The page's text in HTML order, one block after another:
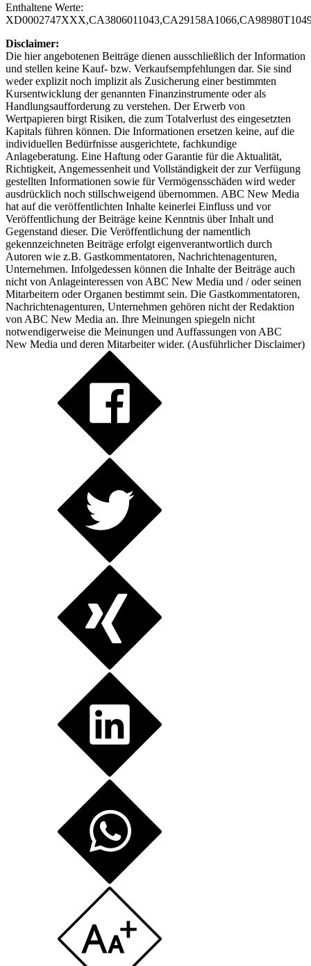
Enthaltene Werte:
Disclaimer:
Die hier angebotenen Beiträge dienen ausschließlich der Information
und stellen keine Kauf- bzw. Verkaufsempfehlungen dar. Sie sind
weder explizit noch implizit als Zusicherung einer bestimmten
Kursentwicklung der genannten Finanzinstrumente oder als
Handlungsaufforderung zu verstehen. Der Erwerb von
Wertpapieren birgt Risiken, die zum Totalverlust des eingesetzten
Kapitals führen können. Die Informationen ersetzen keine, auf die
individuellen Bedürfnisse ausgerichtete, fachkundige
Anlageberatung. Eine Haftung oder Garantie für die Aktualität,
Richtigkeit, Angemessenheit und Vollständigkeit der zur Verfügung
gestellten Informationen sowie für Vermögensschäden wird weder
ausdrücklich noch stillschweigend übernommen. ABC New Media
hat auf die veröffentlichten Inhalte keinerlei Einfluss und vor
Veröffentlichung der Beiträge keine Kenntnis über Inhalt und
Gegenstand dieser. Die Veröffentlichung der namentlich
gekennzeichneten Beiträge erfolgt eigenverantwortlich durch
Autoren wie z.B. Gastkommentatoren, Nachrichtenagenturen,
Unternehmen. Infolgedessen können die Inhalte der Beiträge auch
nicht von Anlageinteressen von ABC New Media und / oder seinen
Mitarbeitern oder Organen bestimmt sein. Die Gastkommentatoren,
Nachrichtenagenturen, Unternehmen gehören nicht der Redaktion
von ABC New Media an. Ihre Meinungen spiegeln nicht
notwendigerweise die Meinungen und Auffassungen von ABC
New Media und deren Mitarbeiter wider. (Ausführlicher Disclaimer)